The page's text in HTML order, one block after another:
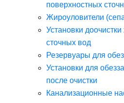
поверхностных
Жироуловители
Установки
сточных вод
Резервуары для
Установки для
после очистки
Канализационные